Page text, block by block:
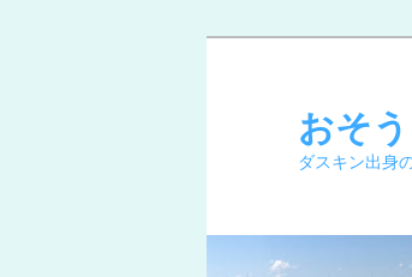
おそ
ダスキン出身